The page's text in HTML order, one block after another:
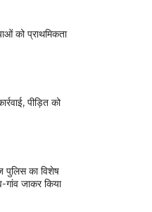
को प्राथमिकता
पीड़ित को
पुलिस का विशेष
गांव जाकर किया